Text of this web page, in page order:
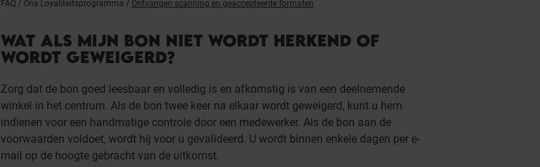
FAQ / Ons Loyaliteitsprogramma / Ontvangen scanning en geaccepteerde formaten
WAT ALS MIJN BON NIET WORDT HERKEND OF
WORDT GEWEIGERD?
Zorg dat de bon goed leesbaar en volledig is en afkomstig is van een deelnemende
winkel in het centrum. Als de bon twee keer na elkaar wordt geweigerd, kunt u hem
indienen voor een handmatige controle door een medewerker. Als de bon aan de
voorwaarden voldoet, wordt hij voor u gevalideerd. U wordt binnen enkele dagen per e-
mail op de hoogte gebracht van de uitkomst.